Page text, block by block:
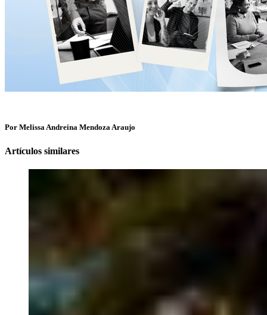
Por Melissa Andreina Mendoza Araujo
Artículos similares